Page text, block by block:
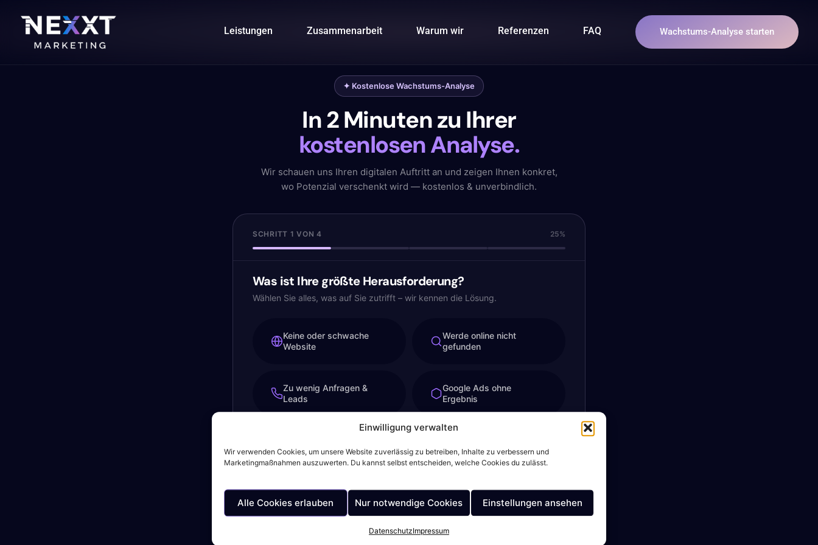
Einwilligung verwalten
Wir verwenden Cookies, um unsere Website zuverlässig zu betreiben, Inhalte zu verbessern und
Marketingmaßnahmen auszuwerten. Du kannst selbst entscheiden, welche Cookies du zulässt.
Alle Cookies erlauben Nur notwendige Cookies Einstellungen ansehen
DatenschutzImpressum
Leistungen Zusammenarbeit Warum wir Referenzen FAQ Wachstums-Analyse starten
✦ Kostenlose Wachstums-Analyse
In 2 Minuten zu Ihrer
kostenlosen Analyse.
Wir schauen uns Ihren digitalen Auftritt an und zeigen Ihnen konkret,
wo Potenzial verschenkt wird — kostenlos & unverbindlich.
SCHRITT 1 VON 4 25%
Was ist Ihre größte Herausforderung?
Wählen Sie alles, was auf Sie zutrifft – wir kennen die Lösung.
Keine oder schwache
Website
Werde online nicht
gefunden
Zu wenig Anfragen &
Leads
Google Ads ohne
Ergebnis
Weiter →